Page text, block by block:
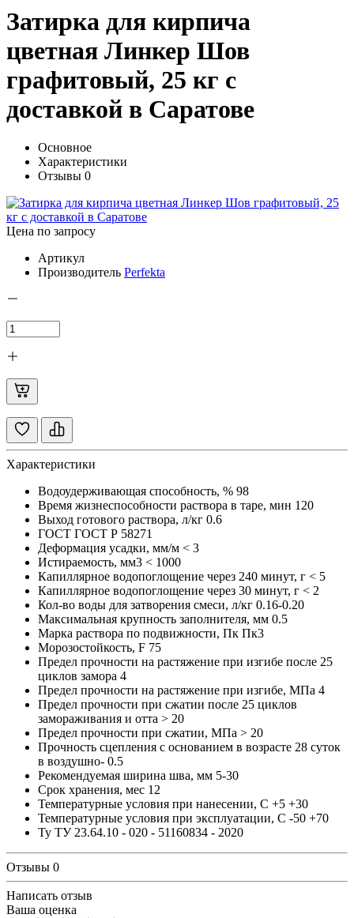
Затирка для кирпича
цветная Линкер Шов
графитовый, 25 кг с
доставкой в Саратове
Основное
Характеристики
Отзывы 0
Цена по запросу
Артикул
Производитель Perfekta
Характеристики
Водоудерживающая способность, % 98
Время жизнеспособности раствора в таре, мин 120
Выход готового раствора, л/кг 0.6
ГОСТ ГОСТ Р 58271
Деформация усадки, мм/м < 3
Истираемость, мм3 < 1000
Капиллярное водопоглощение через 240 минут, г < 5
Капиллярное водопоглощение через 30 минут, г < 2
Кол-во воды для затворения смеси, л/кг 0.16-0.20
Максимальная крупность заполнителя, мм 0.5
Марка раствора по подвижности, Пк Пк3
Морозостойкость, F 75
Предел прочности на растяжение при изгибе после 25
циклов замора 4
Предел прочности на растяжение при изгибе, МПа 4
Предел прочности при сжатии после 25 циклов
замораживания и отта > 20
Предел прочности при сжатии, МПа > 20
Прочность сцепления с основанием в возрасте 28 суток
в воздушно- 0.5
Рекомендуемая ширина шва, мм 5-30
Срок хранения, мес 12
Температурные условия при нанесении, С +5 +30
Температурные условия при эксплуатации, С -50 +70
Ту ТУ 23.64.10 - 020 - 51160834 - 2020
Отзывы 0
Написать отзыв
Ваша оценка